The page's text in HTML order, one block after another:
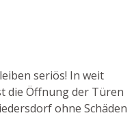
seriös! In weit
die Öffnung der Türen
ohne Schäden